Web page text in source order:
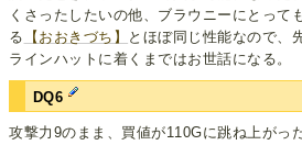
くさったしたいの他、ブラウニーにとって
る
【おおきづち】
とほぼ同じ性能なので、
ラインハットに着くまではお世話になる。
DQ6
攻撃力9のまま、買値が110Gに跳ね上がっ